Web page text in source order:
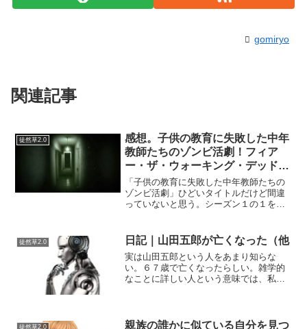
gomiryo
関連記事
徒然草2.0
感想。子供の教育に失敗した中年
教師たちのゾンビ活劇！フィア
ー・ザ・ウォーキング・デッド・
シーズン１－１を見てみた。
「子供の教育に失敗した中年教師たちの
ゾンビ活劇」ひどいタイトルだけど間違
っていないと思う。シーズン１の１をな
せてくれます。はまると思います。スト
ーリーにスピード感がありま...
徒然草2.0 日記｜山田五郎が亡くなった（他
実は山田五郎という人をあまり知らな
い。６７歳で亡くなったらしい。雑学的
なことに詳しい人という意味では、私の
白いのだが、なんだか...
徒然草2.0
親族の誰かに似ている自分を見つ